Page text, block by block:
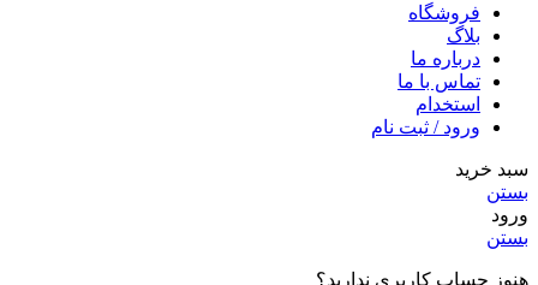
فروشگاه
بلاگ
درباره ما
تماس با ما
استخدام
ورود / ثبت نام
سبد خرید
بستن
ورود
بستن
هنوز حساب کاربری ندارید؟